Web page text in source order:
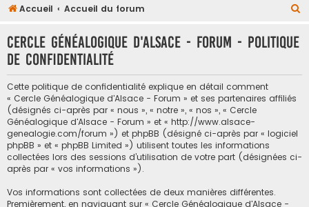
Accueil Accueil du forum
Cercle Généalogique d'Alsace - Forum - Politique
de confidentialité
Cette politique de confidentialité explique en détail comment
« Cercle Généalogique d'Alsace - Forum » et ses partenaires affiliés
(désignés ci-après par « nous », « notre », « nos », « Cercle
Généalogique d'Alsace - Forum » et « http://www.alsace-
genealogie.com/forum ») et phpBB (désigné ci-après par « logiciel
phpBB » et « phpBB Limited ») utilisent toutes les informations
collectées lors des sessions d’utilisation de votre part (désignées ci-
après par « vos informations »).
Vos informations sont collectées de deux manières différentes.
Premièrement, en naviguant sur « Cercle Généalogique d'Alsace -